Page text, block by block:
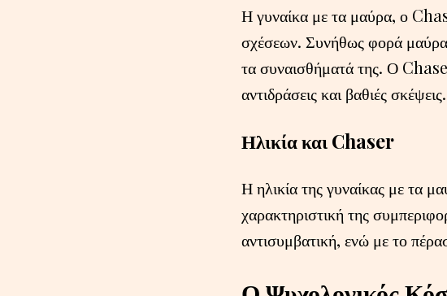
Η γυναίκα με τα μαύρα, ο
σχέσεων. Συνήθως φορά μαύρα
τα συναισθήματά της. Ο
αντιδράσεις και βαθιές σκέψεις.
Ηλικία και Chaser
Η ηλικία της γυναίκας με τα
χαρακτηριστική της
αντισυμβατική, ενώ με το